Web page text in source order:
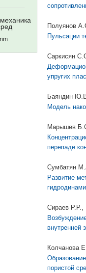
Полуянов
Пульсации
Саркисян
упругих
Баяндин
Модель
Марышев
перепаде
Сумбатян
Развитие
Сираев
внутренней
Колчанова
пористой